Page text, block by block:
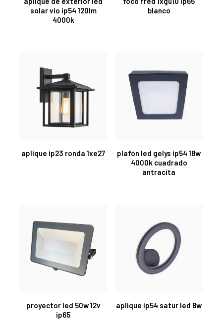
solar vio ip54 120lm
4000k
blanco
aplique ip23 ronda 1xe27
plafón led gelys ip54 18w
4000k cuadrado
antracita
proyector led 50w 12v
ip65
aplique ip54 satur led 8w